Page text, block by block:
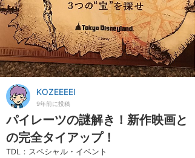
KOZEEEEI
9年前に投稿
パイレーツの謎解き！新作映画と
の完全タイアップ！
TDL：スペシャル・イベント